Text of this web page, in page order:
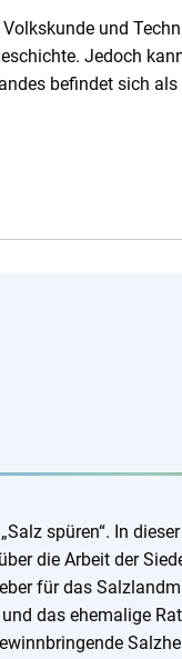
und
Jedoch
befindet sich
spüren“. In
die Arbeit der
für das
das ehemalige